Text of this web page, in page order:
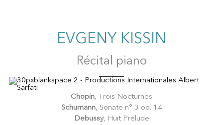
EVGENY KISSIN
Récital piano
Chopin, Trois Nocturnes
Schumann, Sonate n° 3 op. 14
Debussy, Huit Prélude